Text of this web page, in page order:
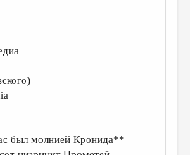
был молнией Кронида**